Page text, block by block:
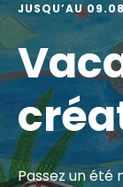
JUSQU’AU
Passez un été